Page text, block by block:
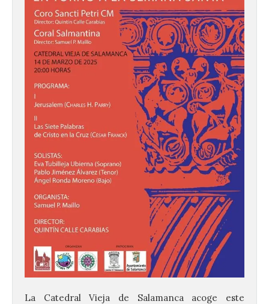
La Catedral Vieja de Salamanca acoge este